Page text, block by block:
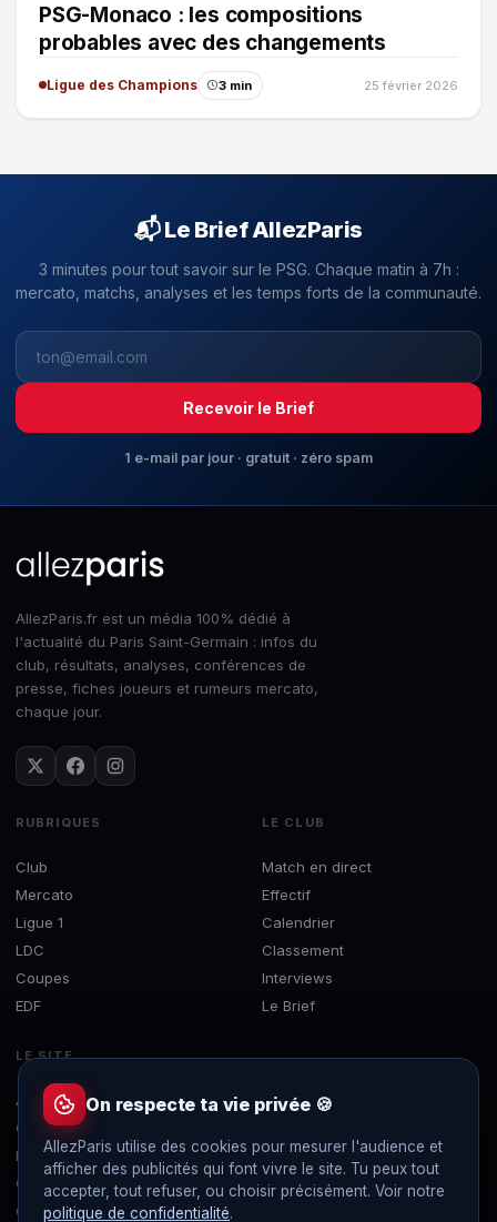
PSG-Monaco : les compositions
probables avec des changements
Ligue des Champions 3 min 25 février 2026
📬 Le Brief AllezParis
3 minutes pour tout savoir sur le PSG. Chaque matin à 7h :
mercato, matchs, analyses et les temps forts de la communauté.
Recevoir le Brief
1 e-mail par jour · gratuit · zéro spam
AllezParis.fr est un média 100% dédié à
l'actualité du Paris Saint-Germain : infos du
club, résultats, analyses, conférences de
presse, fiches joueurs et rumeurs mercato,
chaque jour.
RUBRIQUES
Club
Mercato
Ligue 1
LDC
Coupes
EDF
LE CLUB
Match en direct
Effectif
Calendrier
Classement
Interviews
Le Brief
LE SITE
À propos
Contact
Mentions légales
Confidentialité
Gérer les cookies
On respecte ta vie privée 🍪
AllezParis utilise des cookies pour mesurer l'audience et
afficher des publicités qui font vivre le site. Tu peux tout
accepter, tout refuser, ou choisir précisément. Voir notre
politique de confidentialité.